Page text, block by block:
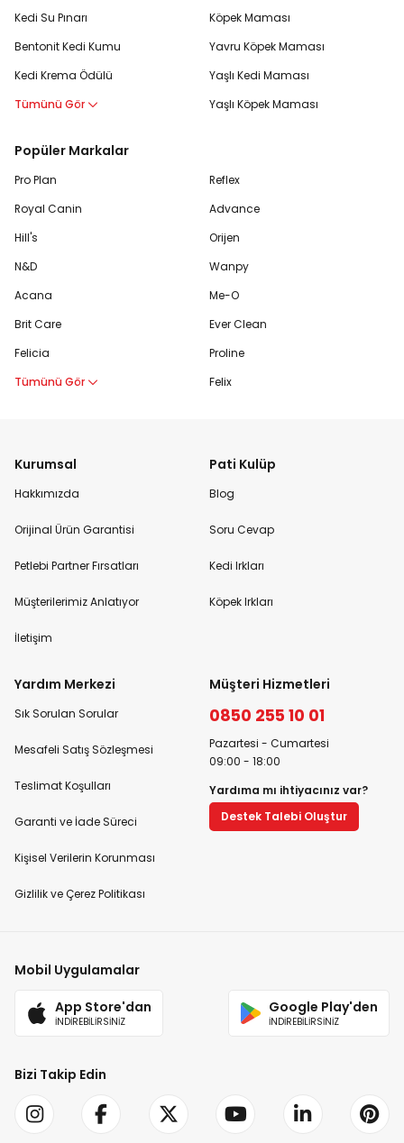
Kedi Su Pınarı
Bentonit Kedi Kumu
Kedi Krema Ödülü
Tümünü Gör
Köpek Maması
Yavru Köpek Maması
Yaşlı Kedi Maması
Yaşlı Köpek Maması
Popüler Markalar
Pro Plan
Royal Canin
Hill's
N&D
Acana
Brit Care
Felicia
Tümünü Gör
Reflex
Advance
Orijen
Wanpy
Me-O
Ever Clean
Proline
Felix
Kurumsal
Hakkımızda
Orijinal Ürün Garantisi
Petlebi Partner Fırsatları
Müşterilerimiz Anlatıyor
İletişim
Pati Kulüp
Blog
Soru Cevap
Kedi Irkları
Köpek Irkları
Yardım Merkezi
Sık Sorulan Sorular
Mesafeli Satış Sözleşmesi
Teslimat Koşulları
Garanti ve İade Süreci
Kişisel Verilerin Korunması
Gizlilik ve Çerez Politikası
Müşteri Hizmetleri
0850 255 10 01
Pazartesi - Cumartesi
09:00 - 18:00
Yardıma mı ihtiyacınız var?
Destek Talebi Oluştur
Mobil Uygulamalar
App Store'dan
İNDİREBİLİRSİNİZ
Google Play'den
İNDİREBİLİRSİNİZ
Bizi Takip Edin